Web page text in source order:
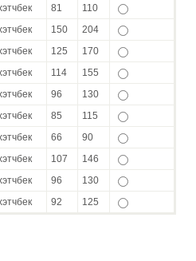
81
110
150
204
125
170
114
155
96
130
85
115
66
90
107
146
96
130
92 125